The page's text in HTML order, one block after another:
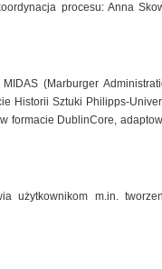
procesu: Anna
(Marburger
Historii Sztuki Philipps-
formacie DublinCore,
użytkownikom m.in.